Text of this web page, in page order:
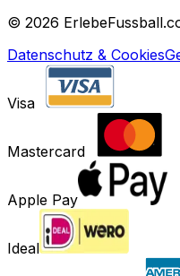
© 2026
Datenschutz & Cookies
Visa
Mastercard
Apple Pay
Ideal